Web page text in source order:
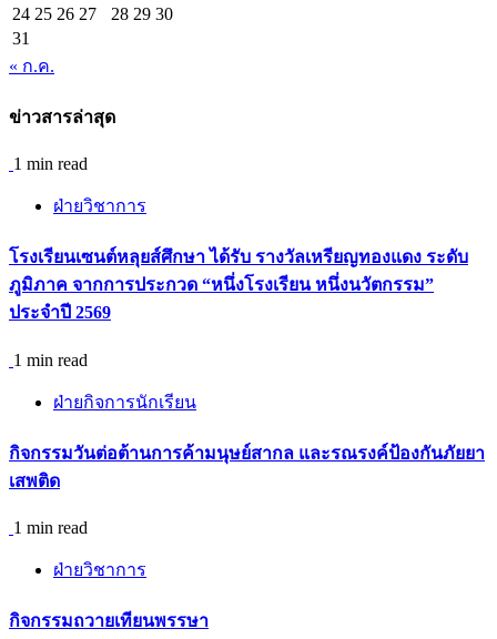
24 25 26 27 28 29 30
31
« ก.ค.
ข่าวสารล่าสุด
1 min read
ฝ่ายวิชาการ
โรงเรียนเซนต์หลุยส์ศึกษา ได้รับ รางวัลเหรียญทองแดง ระดับ
ภูมิภาค จากการประกวด “หนึ่งโรงเรียน หนึ่งนวัตกรรม”
ประจำปี 2569
1 min read
ฝ่ายกิจการนักเรียน
กิจกรรม​วันต่อต้านการค้ามนุษย์สากล และรณรงค์ป้องกันภัยยา
เสพติด
1 min read
ฝ่ายวิชาการ
กิจกรรมถวายเทียนพรรษา